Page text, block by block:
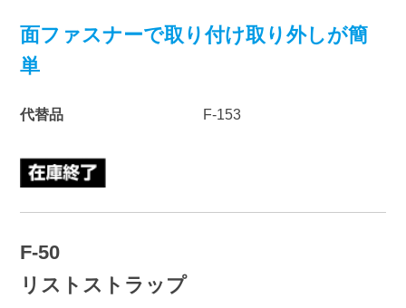
面ファスナーで取り付け取り外しが簡
単
代替品 F-153
F-50
リストストラップ